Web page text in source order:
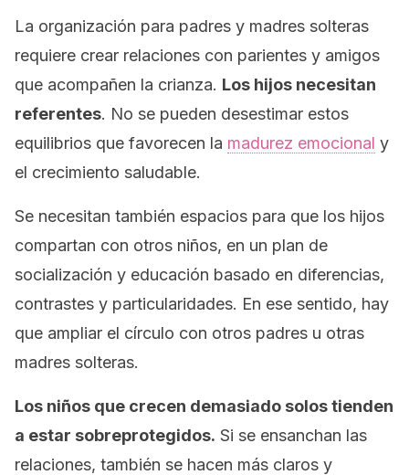
La organización para padres y madres solteras
requiere crear relaciones con parientes y amigos
que acompañen la crianza. Los hijos necesitan
referentes. No se pueden desestimar estos
equilibrios que favorecen la madurez emocional y
el crecimiento saludable.
Se necesitan también espacios para que los hijos
compartan con otros niños, en un plan de
socialización y educación basado en diferencias,
contrastes y particularidades. En ese sentido, hay
que ampliar el círculo con otros padres u otras
madres solteras.
Los niños que crecen demasiado solos tienden
a estar sobreprotegidos. Si se ensanchan las
relaciones, también se hacen más claros y